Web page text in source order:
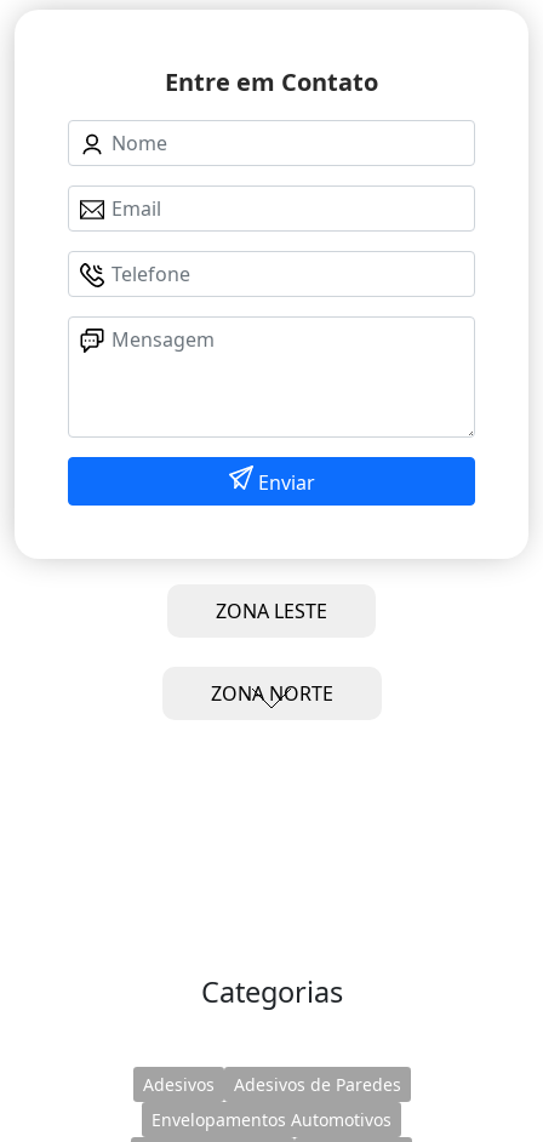
Entre em Contato
Enviar
ZONA LESTE
ZONA NORTE
Categorias
Adesivos
Adesivos de Paredes
Envelopamentos Automotivos